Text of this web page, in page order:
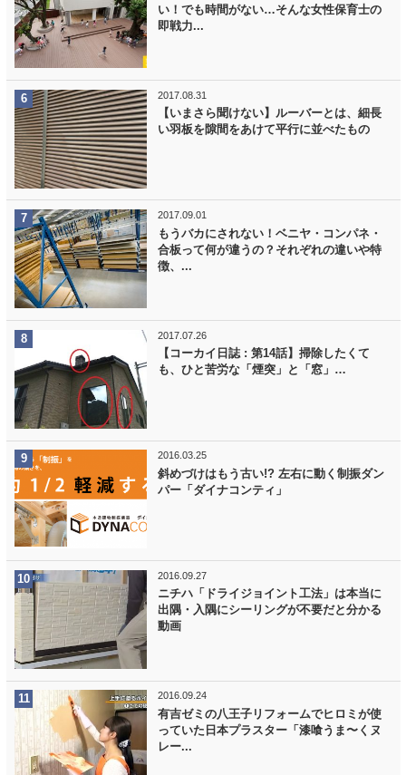
い！でも時間がない…そんな女性保育士の
即戦力...
2017.08.31
【いまさら聞けない】ルーバーとは、細長
い羽板を隙間をあけて平行に並べたもの
2017.09.01
もうバカにされない！ベニヤ・コンパネ・
合板って何が違うの？それぞれの違いや特
徴、...
2017.07.26
【コーカイ日誌 : 第14話】掃除したくて
も、ひと苦労な「煙突」と「窓」…
2016.03.25
斜めづけはもう古い!? 左右に動く制振ダン
パー「ダイナコンティ」
2016.09.27
ニチハ「ドライジョイント工法」は本当に
出隅・入隅にシーリングが不要だと分かる
動画
2016.09.24
有吉ゼミの八王子リフォームでヒロミが使
っていた日本プラスター「漆喰うま〜くヌ
レー...